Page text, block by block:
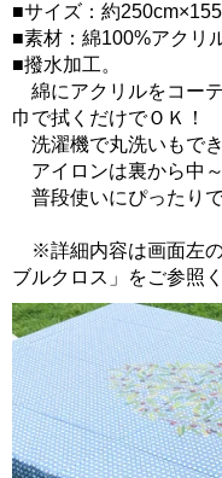
■サイズ：約
■素材：綿100%アクリ
■撥水加工。
綿にアクリルをコー
巾で拭くだけでＯＫ！
洗濯機で丸洗いもでき
アイロンは裏から中
普段使いにぴったりで
※詳細内容は画面左の
ブルクロス」をご参照く